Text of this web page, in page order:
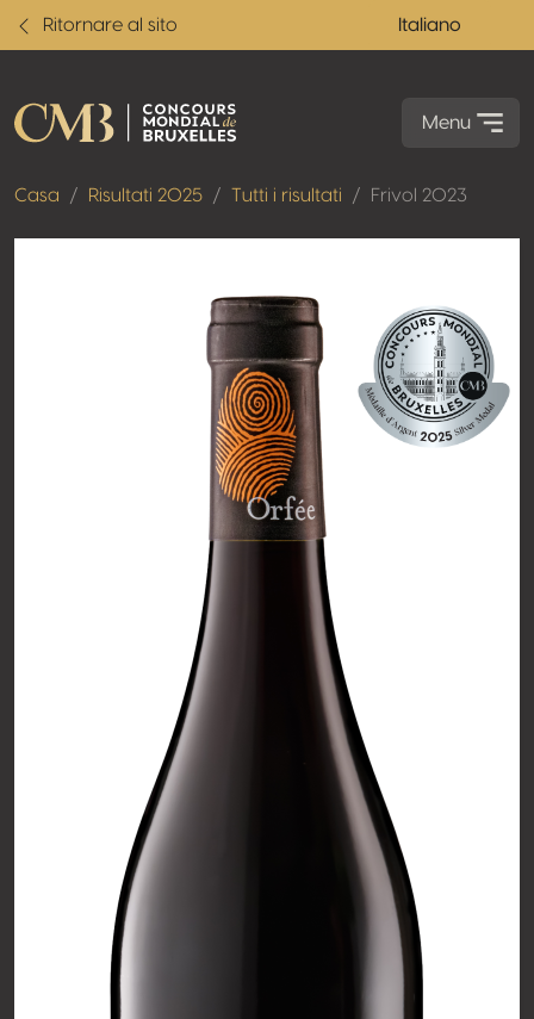
Ritornare al sito Italiano
Menu
Casa Risultati 2025 Tutti i risultati Frivol 2023